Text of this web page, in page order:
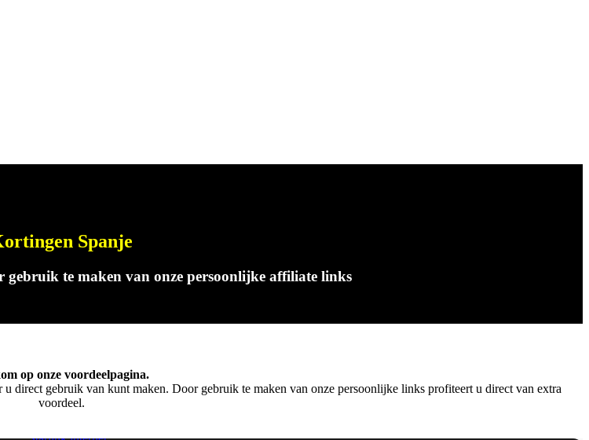
Spanje
te maken van onze persoonlijke affiliate links
op onze voordeelpagina.
direct gebruik van kunt maken. Door gebruik te maken van onze persoonlijke links profiteert u direct van extra
voordeel.